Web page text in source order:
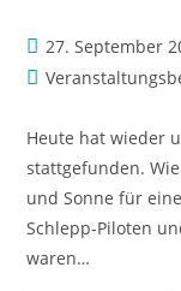
27. September
Heute hat wieder
stattgefunden.
und Sonne für
Schlepp-Piloten
waren…